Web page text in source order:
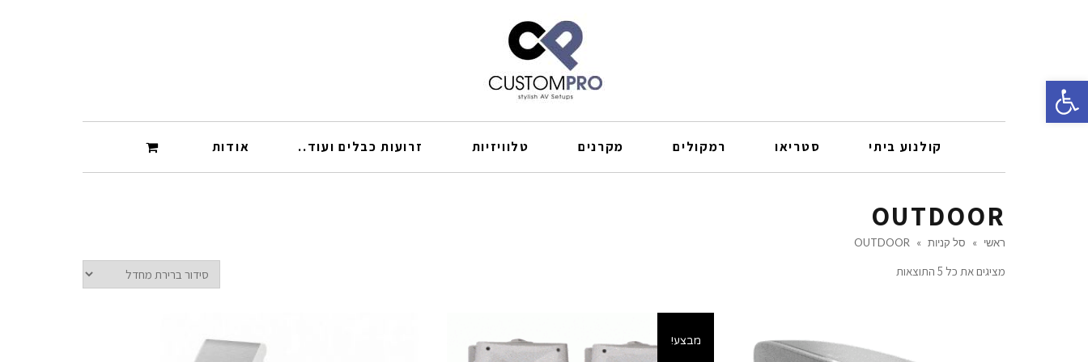
קולנוע ביתי סטריאו רמקולים מקרנים טלוויזיות זרועות כבלים ועוד.. אודות
OUTDOOR
ראשי » סל קניות »
OUTDOOR
מציגים את כל ⁦5⁩ התוצאות
מבצע!
פתח סרגל נגישות